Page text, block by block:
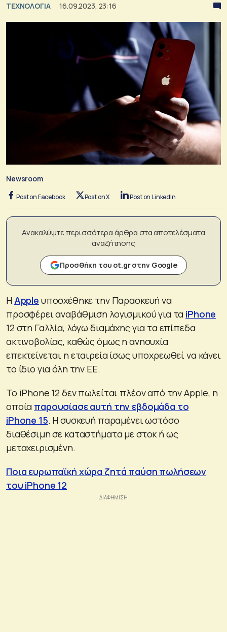
ΤΕΧΝΟΛΟΓΙΑ 16.09.2023, 23:16
Newsroom
Post on Facebook Post on X Post on LinkedIn
Ανακαλύψτε περισσότερα άρθρα στα αποτελέσματα
αναζήτησης
Προσθήκη του ot.gr στην Google
Η Apple υποσχέθηκε την Παρασκευή να
προσφέρει αναβάθμιση λογισμικού για τα iPhone
12 στη Γαλλία, λόγω διαμάχης για τα επίπεδα
ακτινοβολίας, καθώς όμως η ανησυχία
επεκτείνεται η εταιρεία ίσως υποχρεωθεί να κάνει
το ίδιο για όλη την ΕΕ.
Το iPhone 12 δεν πωλείται πλέον από την Apple, η
οποία παρουσίασε αυτή την εβδομάδα το
iPhone 15. Η συσκευή παραμένει ωστόσο
διαθέσιμη σε καταστήματα με στοκ ή ως
μεταχειρισμένη.
Ποια ευρωπαϊκή χώρα ζητά παύση πωλήσεων
του iPhone 12